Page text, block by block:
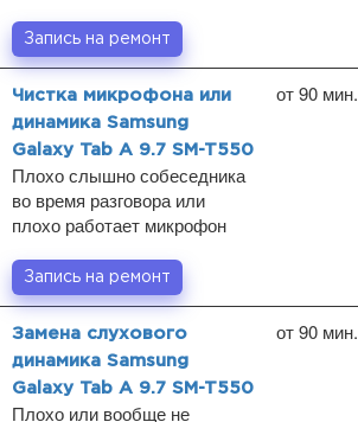
Запись на ремонт
Чистка микрофона или
динамика Samsung
Galaxy Tab A 9.7 SM-T550
Плохо слышно собеседника
во время разговора или
плохо работает микрофон
от 90 мин.
Запись на ремонт
Замена слухового
динамика Samsung
Galaxy Tab A 9.7 SM-T550
Плохо или вообще не
от 90 мин.